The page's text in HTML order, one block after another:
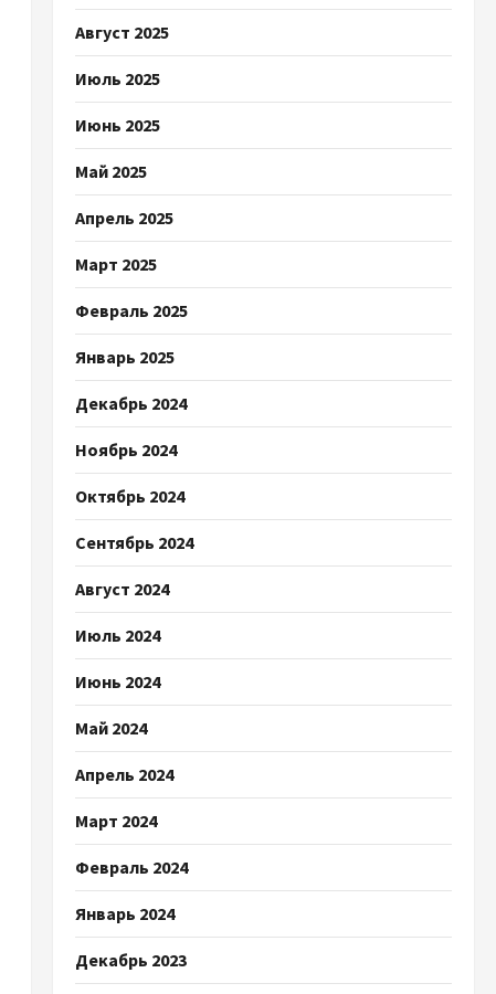
Август 2025
Июль 2025
Июнь 2025
Май 2025
Апрель 2025
Март 2025
Февраль 2025
Январь 2025
Декабрь 2024
Ноябрь 2024
Октябрь 2024
Сентябрь 2024
Август 2024
Июль 2024
Июнь 2024
Май 2024
Апрель 2024
Март 2024
Февраль 2024
Январь 2024
Декабрь 2023